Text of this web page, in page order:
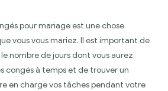
pour mariage est une chose
vous vous mariez. Il est important de
nombre de jours dont vous aurez
congés à temps et de trouver un
en charge vos tâches pendant votre